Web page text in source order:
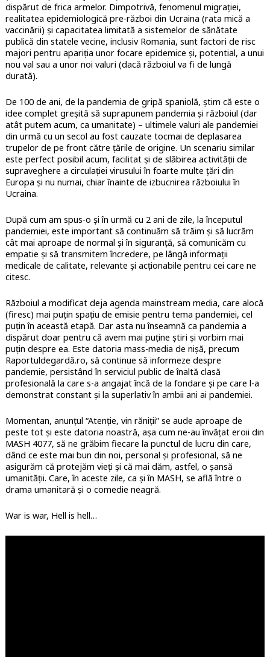
dispărut de frica armelor. Dimpotrivă, fenomenul migrației,
realitatea epidemiologică pre-război din Ucraina (rata mică a
vaccinării) și capacitatea limitată a sistemelor de sănătate
publică din statele vecine, inclusiv Romania, sunt factori de risc
majori pentru apariția unor focare epidemice și, potential, a unui
nou val sau a unor noi valuri (dacă războiul va fi de lungă
durată).
De 100 de ani, de la pandemia de gripă spaniolă, știm că este o
idee complet greșită să suprapunem pandemia și războiul (dar
atât putem acum, ca umanitate) – ultimele valuri ale pandemiei
din urmă cu un secol au fost cauzate tocmai de deplasarea
trupelor de pe front către țările de origine. Un scenariu similar
este perfect posibil acum, facilitat și de slăbirea activității de
supraveghere a circulației virusului în foarte multe țări din
Europa și nu numai, chiar înainte de izbucnirea războiului în
Ucraina.
După cum am spus-o și în urmă cu 2 ani de zile, la începutul
pandemiei, este important să continuăm să trăim și să lucrăm
cât mai aproape de normal și în siguranță, să comunicăm cu
empatie și să transmitem încredere, pe lângă informații
medicale de calitate, relevante și acționabile pentru cei care ne
citesc.
Războiul a modificat deja agenda mainstream media, care alocă
(firesc) mai puțin spațiu de emisie pentru tema pandemiei, cel
puțin în această etapă. Dar asta nu înseamnă ca pandemia a
dispărut doar pentru că avem mai puține știri și vorbim mai
puțin despre ea. Este datoria mass-media de nișă, precum
Raportuldegardă.ro, să continue să informeze despre
pandemie, persistând în serviciul public de înaltă clasă
profesională la care s-a angajat încă de la fondare și pe care l-a
demonstrat constant și la superlativ în ambii ani ai pandemiei.
Momentan, anunțul “Atenție, vin răniții” se aude aproape de
peste tot și este datoria noastră, așa cum ne-au învățat eroii din
MASH 4077, să ne grăbim fiecare la punctul de lucru din care,
dând ce este mai bun din noi, personal și profesional, să ne
asigurăm că protejăm vieți și că mai dăm, astfel, o șansă
umanității. Care, în aceste zile, ca și în MASH, se află între o
drama umanitară și o comedie neagră.
War is war, Hell is hell…